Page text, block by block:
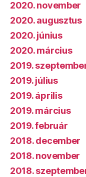
2020. november
2020. augusztus
2020. június
2020. március
2019.
2019. július
2019. április
2019. március
2019. február
2018. december
2018. november
2018.